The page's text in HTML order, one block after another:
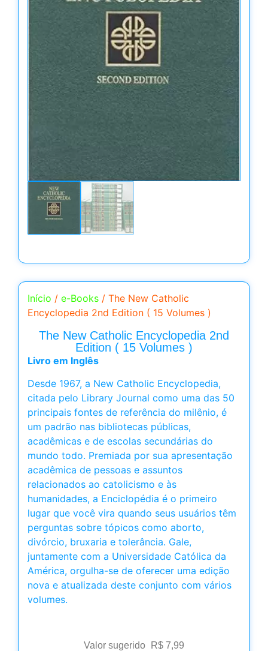
Início / e-Books / The New Catholic
Encyclopedia 2nd Edition ( 15 Volumes )
The New Catholic Encyclopedia 2nd
Edition ( 15 Volumes )
Livro em Inglês
Desde 1967, a New Catholic Encyclopedia,
citada pelo Library Journal como uma das 50
principais fontes de referência do milênio, é
um padrão nas bibliotecas públicas,
acadêmicas e de escolas secundárias do
mundo todo. Premiada por sua apresentação
acadêmica de pessoas e assuntos
relacionados ao catolicismo e às
humanidades, a Enciclopédia é o primeiro
lugar que você vira quando seus usuários têm
perguntas sobre tópicos como aborto,
divórcio, bruxaria e tolerância. Gale,
juntamente com a Universidade Católica da
América, orgulha-se de oferecer uma edição
nova e atualizada deste conjunto com vários
volumes.
Valor sugerido R$ 7,99